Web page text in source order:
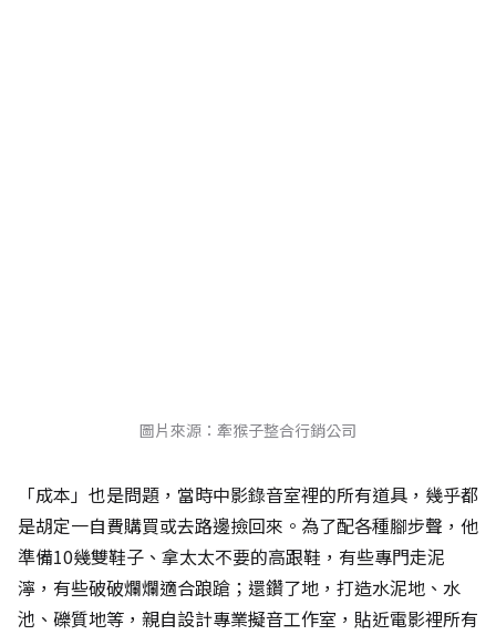
圖片來源：牽猴子整合行銷公司
「成本」也是問題，當時中影錄音室裡的所有道具，幾乎都
是胡定一自費購買或去路邊撿回來。為了配各種腳步聲，他
準備10幾雙鞋子、拿太太不要的高跟鞋，有些專門走泥
濘，有些破破爛爛適合踉蹌；還鑽了地，打造水泥地、水
池、礫質地等，親自設計專業擬音工作室，貼近電影裡所有